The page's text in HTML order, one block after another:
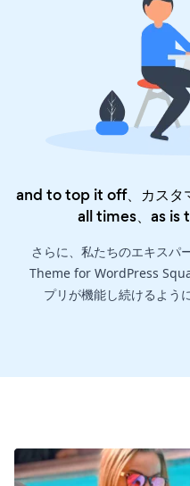
and to top it off、カスタ
all times、as is
さらに、私たちのエキスパ
Theme for WordPress
プリが機能し続けるよう